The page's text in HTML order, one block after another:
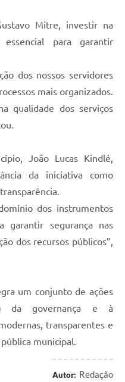
Mitre, investir na
para garantir
dos nossos servidores
mais organizados.
qualidade dos serviços
João Lucas Kindlé,
da iniciativa como
dos instrumentos
garantir segurança nas
dos recursos públicos”,
um conjunto de ações
da governança e à
transparentes e
municipal.
Autor: Redação